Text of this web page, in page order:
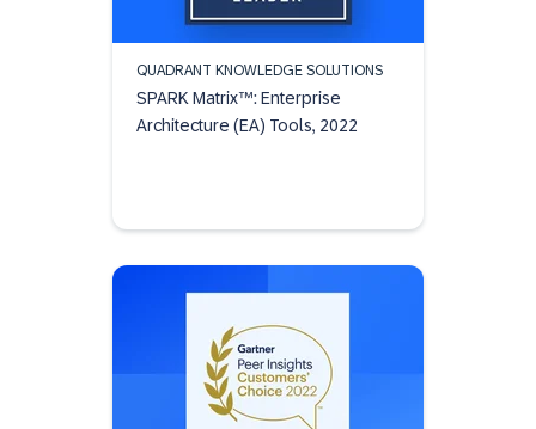
QUADRANT KNOWLEDGE SOLUTIONS
SPARK Matrix™: Enterprise
Architecture (EA) Tools, 2022